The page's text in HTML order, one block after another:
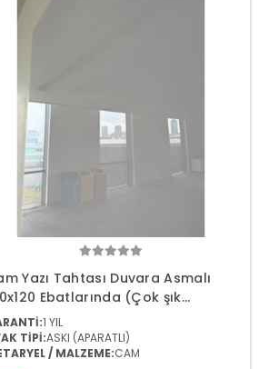
Yazı Tahtası Duvara Asmalı
Ebatlarında (Çok şık
yazı tahtası)
1 YIL
TİPİ:ASKI (APARATLI)
/ MALZEME:CAM